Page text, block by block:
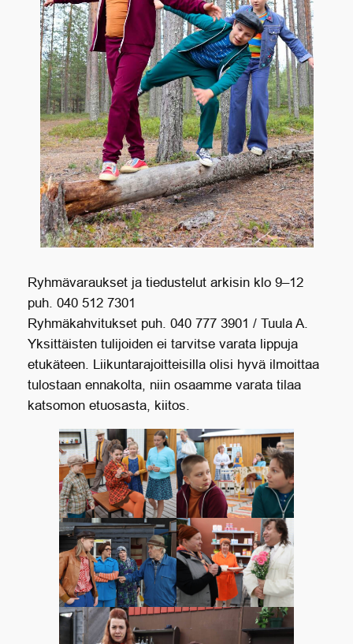
Ryhmävaraukset ja tiedustelut arkisin klo 9–12
puh. 040 512 7301
Ryhmäkahvitukset puh. 040 777 3901 / Tuula A.
Yksittäisten tulijoiden ei tarvitse varata lippuja
etukäteen. Liikuntarajoitteisilla olisi hyvä ilmoittaa
tulostaan ennakolta, niin osaamme varata tilaa
katsomon etuosasta, kiitos.